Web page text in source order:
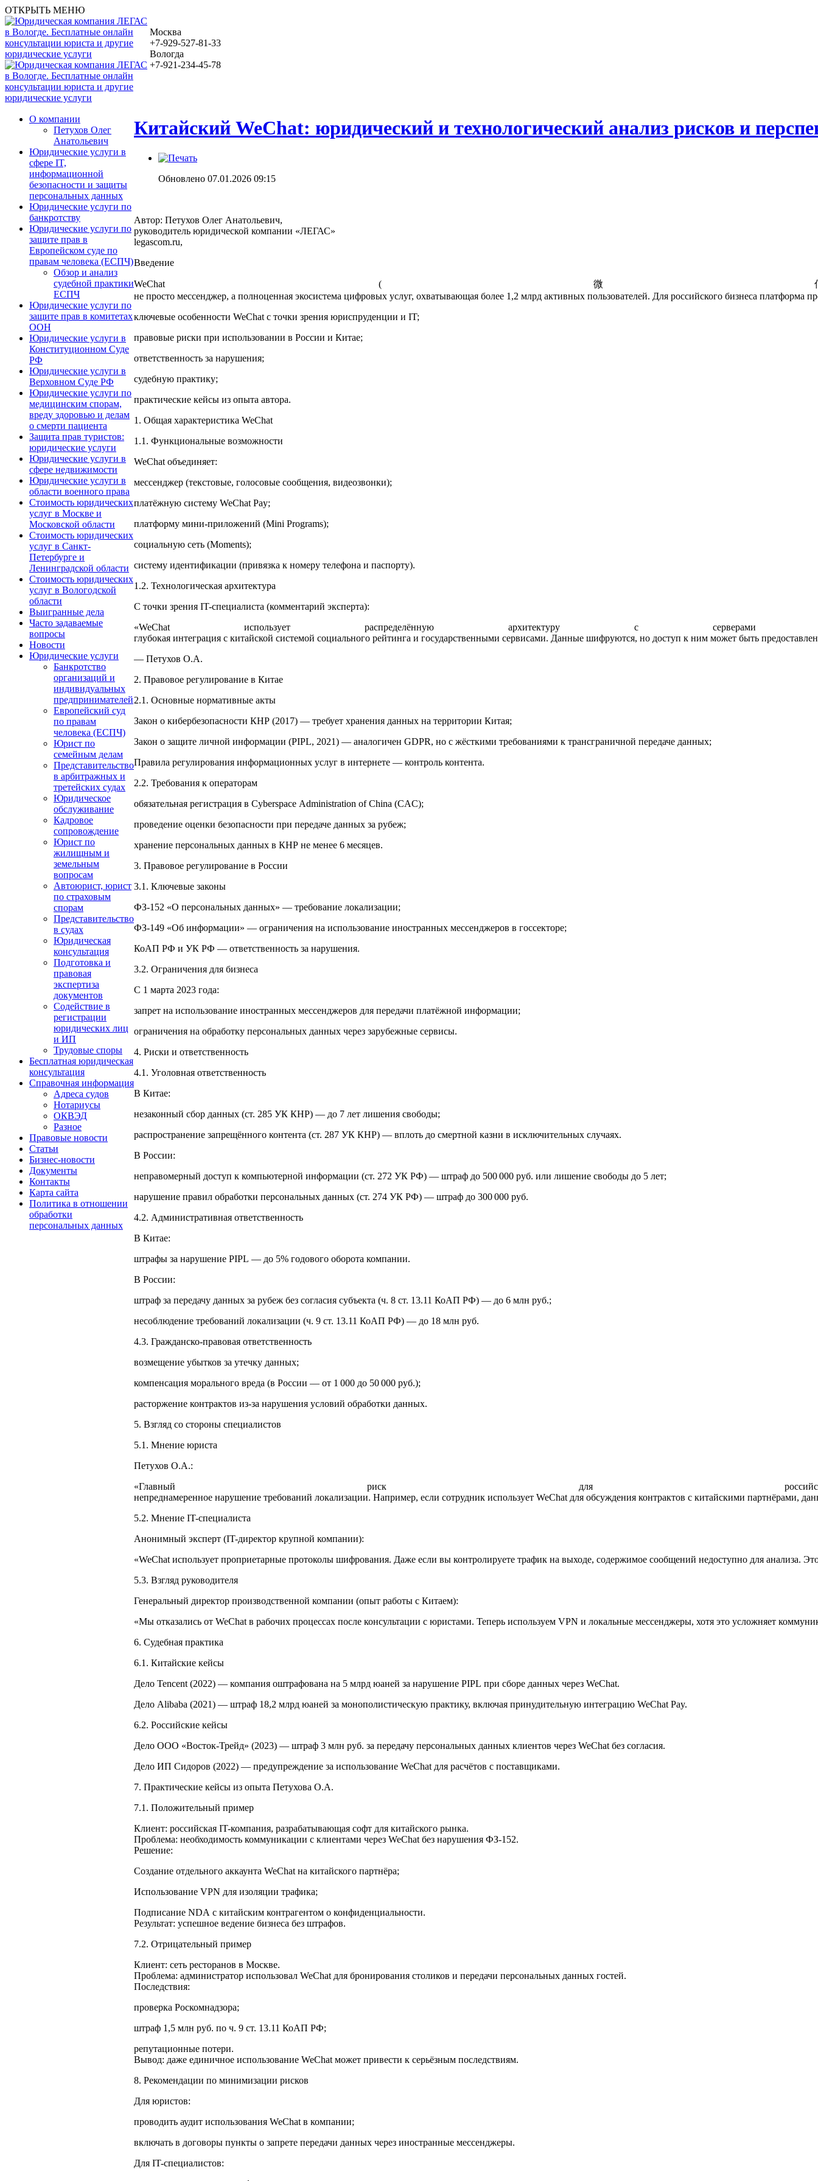
ОТКРЫТЬ МЕНЮ
Москва
+7-929-527-81-33
Вологда
+7-921-234-45-78
О компании
Петухов Олег
Анатольевич
Юридические услуги в
сфере IT,
информационной
безопасности и защиты
персональных данных
Юридические услуги по
банкротству
Юридические услуги по
защите прав в
Европейском суде по
правам человека (ЕСПЧ)
Обзор и анализ
судебной практики
ЕСПЧ
Юридические услуги по
защите прав в комитетах
ООН
Юридические услуги в
Конституционном Суде
РФ
Юридические услуги в
Верховном Суде РФ
Юридические услуги по
медицинским спорам,
вреду здоровью и делам
о смерти пациента
Защита прав туристов:
юридические услуги
Юридические услуги в
сфере недвижимости
Юридические услуги в
области военного права
Стоимость юридических
услуг в Москве и
Московской области
Стоимость юридических
услуг в Санкт-
Петербурге и
Ленинградской области
Стоимость юридических
услуг в Вологодской
области
Выигранные дела
Часто задаваемые
вопросы
Новости
Юридические услуги
Банкротство
организаций и
индивидуальных
предпринимателей
Европейский суд
по правам
человека (ЕСПЧ)
Юрист по
семейным делам
Представительство
в арбитражных и
третейских судах
Юридическое
обслуживание
Кадровое
сопровождение
Юрист по
жилищным и
земельным
вопросам
Автоюрист, юрист
по страховым
спорам
Представительство
в судах
Юридическая
консультация
Подготовка и
правовая
экспертиза
документов
Содействие в
регистрации
юридических лиц
и ИП
Трудовые споры
Бесплатная юридическая
консультация
Справочная информация
Адреса судов
Нотариусы
ОКВЭД
Разное
Правовые новости
Статьи
Бизнес-новости
Документы
Контакты
Карта сайта
Политика в отношении
обработки
персональных данных
Китайский WeChat: юридический и технологический анализ рисков и
Обновлено 07.01.2026 09:15
Автор: Петухов Олег Анатольевич,
руководитель юридической компании «ЛЕГАС»
legascom.ru,
Введение
WeChat (
не просто мессенджер, а полноценная экосистема цифровых услуг, охватывающая более 1,2 млрд активных пользователей. Для российского бизнеса платформа
ключевые особенности WeChat с точки зрения юриспруденции и IT;
правовые риски при использовании в России и Китае;
ответственность за нарушения;
судебную практику;
практические кейсы из опыта автора.
1. Общая характеристика WeChat
1.1. Функциональные возможности
WeChat объединяет:
мессенджер (текстовые, голосовые сообщения, видеозвонки);
платёжную систему WeChat Pay;
платформу мини-приложений (Mini Programs);
социальную сеть (Moments);
систему идентификации (привязка к номеру телефона и паспорту).
1.2. Технологическая архитектура
С точки зрения IT-специалиста (комментарий эксперта):
«WeChat использует распределённую архитектуру с
глубокая интеграция с китайской системой социального рейтинга и государственными сервисами. Данные шифруются, но доступ к ним может быть
— Петухов О.А.
2. Правовое регулирование в Китае
2.1. Основные нормативные акты
Закон о кибербезопасности КНР (2017) — требует хранения данных на территории Китая;
Закон о защите личной информации (PIPL, 2021) — аналогичен GDPR, но с жёсткими требованиями к трансграничной передаче данных;
Правила регулирования информационных услуг в интернете — контроль контента.
2.2. Требования к операторам
обязательная регистрация в Cyberspace Administration of China (CAC);
проведение оценки безопасности при передаче данных за рубеж;
хранение персональных данных в КНР не менее 6 месяцев.
3. Правовое регулирование в России
3.1. Ключевые законы
ФЗ-152 «О персональных данных» — требование локализации;
ФЗ-149 «Об информации» — ограничения на использование иностранных мессенджеров в госсекторе;
КоАП РФ и УК РФ — ответственность за нарушения.
3.2. Ограничения для бизнеса
С 1 марта 2023 года:
запрет на использование иностранных мессенджеров для передачи платёжной информации;
ограничения на обработку персональных данных через зарубежные сервисы.
4. Риски и ответственность
4.1. Уголовная ответственность
В Китае:
незаконный сбор данных (ст. 285 УК КНР) — до 7 лет лишения свободы;
распространение запрещённого контента (ст. 287 УК КНР) — вплоть до смертной казни в исключительных случаях.
В России:
неправомерный доступ к компьютерной информации (ст. 272 УК РФ) — штраф до 500 000 руб. или лишение свободы до 5 лет;
нарушение правил обработки персональных данных (ст. 274 УК РФ) — штраф до 300 000 руб.
4.2. Административная ответственность
В Китае:
штрафы за нарушение PIPL — до 5% годового оборота компании.
В России:
штраф за передачу данных за рубеж без согласия субъекта (ч. 8 ст. 13.11 КоАП РФ) — до 6 млн руб.;
несоблюдение требований локализации (ч. 9 ст. 13.11 КоАП РФ) — до 18 млн руб.
4.3. Гражданско-правовая ответственность
возмещение убытков за утечку данных;
компенсация морального вреда (в России — от 1 000 до 50 000 руб.);
расторжение контрактов из-за нарушения условий обработки данных.
5. Взгляд со стороны специалистов
5.1. Мнение юриста
Петухов О.А.:
«Главный риск для
непреднамеренное нарушение требований локализации. Например, если сотрудник использует WeChat для обсуждения контрактов с китайскими
5.2. Мнение IT-специалиста
Анонимный эксперт (IT-директор крупной компании):
«WeChat использует проприетарные протоколы шифрования. Даже если вы контролируете трафик на выходе, содержимое сообщений недоступно для анализа.
5.3. Взгляд руководителя
Генеральный директор производственной компании (опыт работы с Китаем):
«Мы отказались от WeChat в рабочих процессах после консультации с юристами. Теперь используем VPN и локальные мессенджеры, хотя это усложняет
6. Судебная практика
6.1. Китайские кейсы
Дело Tencent (2022) — компания оштрафована на 5 млрд юаней за нарушение PIPL при сборе данных через WeChat.
Дело Alibaba (2021) — штраф 18,2 млрд юаней за монополистическую практику, включая принудительную интеграцию WeChat Pay.
6.2. Российские кейсы
Дело ООО «Восток-Трейд» (2023) — штраф 3 млн руб. за передачу персональных данных клиентов через WeChat без согласия.
Дело ИП Сидоров (2022) — предупреждение за использование WeChat для расчётов с поставщиками.
7. Практические кейсы из опыта Петухова О.А.
7.1. Положительный пример
Клиент: российская IT-компания, разрабатывающая софт для китайского рынка.
Проблема: необходимость коммуникации с клиентами через WeChat без нарушения ФЗ-152.
Решение:
Создание отдельного аккаунта WeChat на китайского партнёра;
Использование VPN для изоляции трафика;
Подписание NDA с китайским контрагентом о конфиденциальности.
Результат: успешное ведение бизнеса без штрафов.
7.2. Отрицательный пример
Клиент: сеть ресторанов в Москве.
Проблема: администратор использовал WeChat для бронирования столиков и передачи персональных данных гостей.
Последствия:
проверка Роскомнадзора;
штраф 1,5 млн руб. по ч. 9 ст. 13.11 КоАП РФ;
репутационные потери.
Вывод: даже единичное использование WeChat может привести к серьёзным последствиям.
8. Рекомендации по минимизации рисков
Для юристов:
проводить аудит использования WeChat в компании;
включать в договоры пункты о запрете передачи данных через иностранные мессенджеры.
Для IT-специалистов: